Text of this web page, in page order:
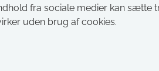
fra sociale medier kan sætte
uden brug af cookies.